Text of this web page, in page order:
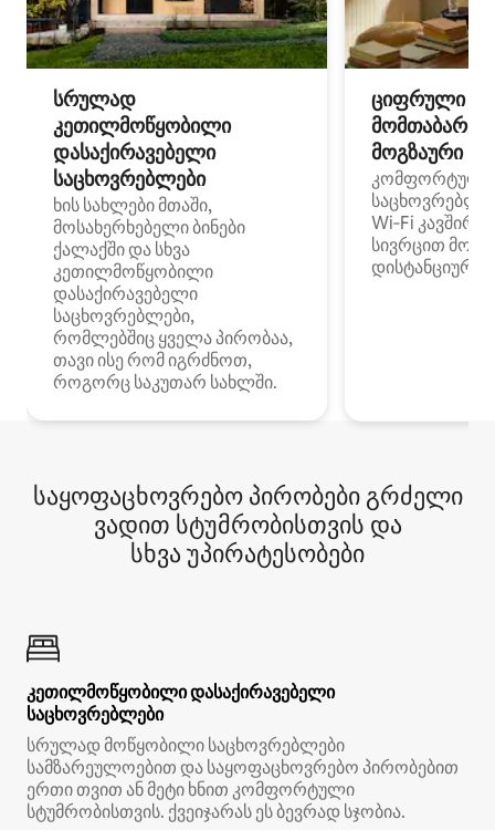
სრულად
კეთილმოწყობილი
დასაქირავებელი
საცხოვრებლები
ხის სახლები მთაში,
მოსახერხებელი ბინები
ქალაქში და სხვა
კეთილმოწყობილი
დასაქირავებელი
საცხოვრებლები,
რომლებშიც ყველა პირობაა,
თავი ისე რომ იგრძნოთ,
როგორც საკუთარ სახლში.
ციფრული
მოგზაური
კომფორტული
Wi‑Fi
სივრცით
დისტანციური
საყოფაცხოვრებო პირობები გრძელი
ვადით სტუმრობისთვის და
სხვა უპირატესობები
კეთილმოწყობილი დასაქირავებელი
საცხოვრებლები
სრულად მოწყობილი საცხოვრებლები
სამზარეულოებით და საყოფაცხოვრებო პირობებით
ერთი თვით ან მეტი ხნით კომფორტული
სტუმრობისთვის. ქვეიჯარას ეს ბევრად სჯობია.